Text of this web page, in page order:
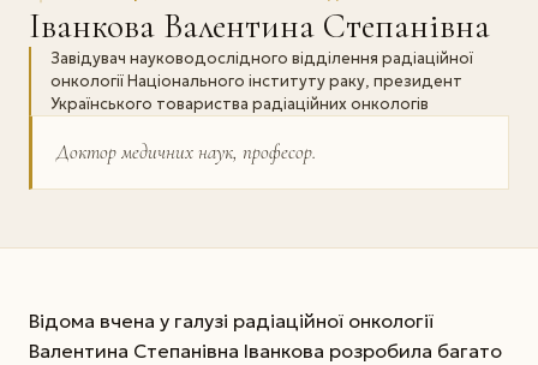
Іванкова Валентина Степанівна
Завідувач науково­дослідного відділення радіаційної
онкології Національного інституту раку, президент
Українського товариства радіаційних онкологів
Доктор медичних наук, професор.
Відома вчена у галузі радіаційної онкології
Валентина Степанівна Іванкова розробила багато